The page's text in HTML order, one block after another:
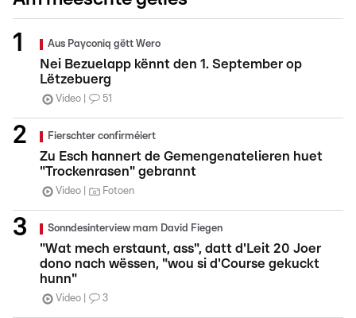
Aus Payconiq gëtt Wero
Nei Bezuelapp kënnt den 1. September op
Lëtzebuerg
Video 51
Fierschter confirméiert
Zu Esch hannert de Gemengenatelieren huet
"Trockenrasen" gebrannt
Video Fotoen
Sonndesinterview mam David Fiegen
"Wat mech erstaunt, ass", datt d'Leit 20 Joer
dono nach wëssen, "wou si d'Course gekuckt
hunn"
Video 3